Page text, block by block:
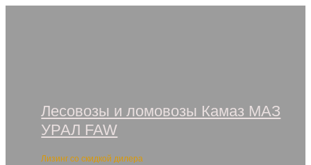
Лесовозы и ломовозы Камаз МАЗ
УРАЛ FAW
Лизинг со скидкой дилера